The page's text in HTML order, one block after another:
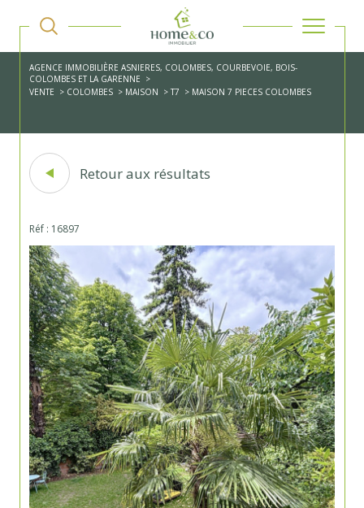
AGENCE IMMOBILIÈRE ASNIERES, COLOMBES, COURBEVOIE, BOIS-
COLOMBES ET LA GARENNE
VENTE
COLOMBES MAISON T7 MAISON 7 PIECES COLOMBES
Retour aux résultats
Réf : 16897